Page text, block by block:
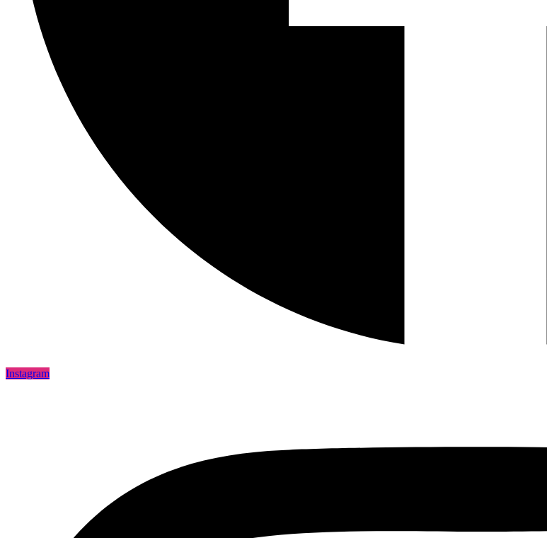
Instagram